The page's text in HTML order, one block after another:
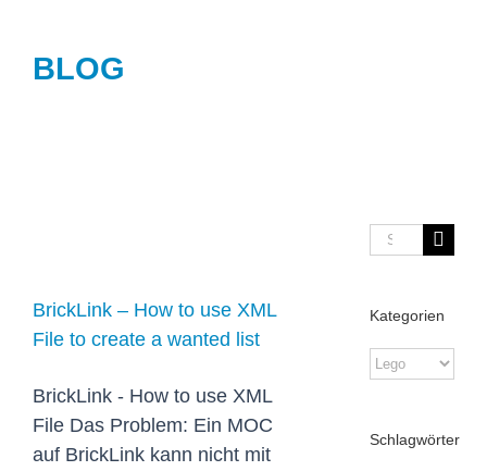
BLOG
wanted list
BrickLink – How to use XML
File to create a wanted list
BrickLink - How to use XML
File Das Problem: Ein MOC
auf BrickLink kann nicht mit
Suche
Kategorien
Kategorien
Schlagwörter